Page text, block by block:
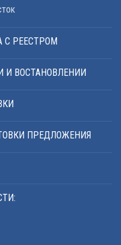
РЕЕСТРОМ
И ВОСТАНОВЛЕНИИ
ПРЕДЛОЖЕНИЯ